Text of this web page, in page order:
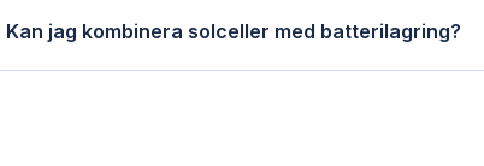
Kan jag kombinera solceller med batterilagring?